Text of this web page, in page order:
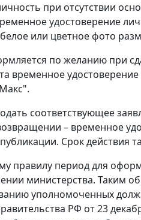
при отсутствии
удостоверение
или цветное фото
по желанию при
временное
соответствующее
– временное
Срок действия
правилу период для
министерства. Таким
уполномоченных
РФ от 23